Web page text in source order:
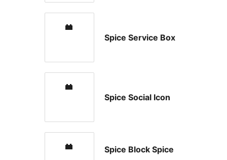
Spice Service Box
Spice Social Icon
Spice Block Spice